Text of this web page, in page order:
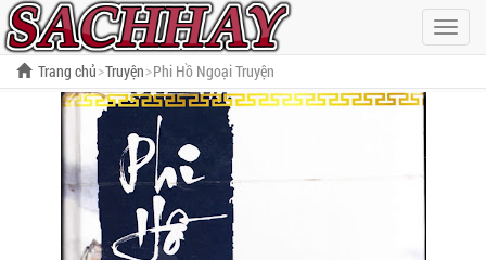
Hiện
menu
Trang chủ Truyện Phi Hồ Ngoại Truyện